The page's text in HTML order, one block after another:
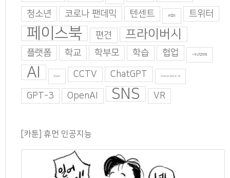
청소년
코로나 팬데믹 텐센트 트럼프 트위터
페이스북 편견 프라이버시
플랫폼 학교 학부모 학습 협업 4차산업혁명
AI Burn CCTV ChatGPT Generative AI
GPT-3 OpenAI SNS VR
[카툰] 휴먼 인공지능